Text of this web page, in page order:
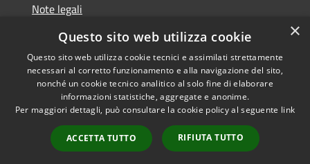
Note legali
Dichiarazione di accessibilità
Accessibilità
Copyright © 2026 • Comune di
San Mauro Marchesato •
Powered byMunicipium
Accesso redazione
×
Questo sito web utilizza cookie
Questo sito web utilizza cookie tecnici e assimilati strettamente
necessari al corretto funzionamento e alla navigazione del sito,
nonché un cookie tecnico analitico al solo fine di elaborare
informazioni statistiche, aggregate e anonime.
Per maggiori dettagli, può consultare la cookie policy al seguente link
ACCETTA TUTTO RIFIUTA TUTTO